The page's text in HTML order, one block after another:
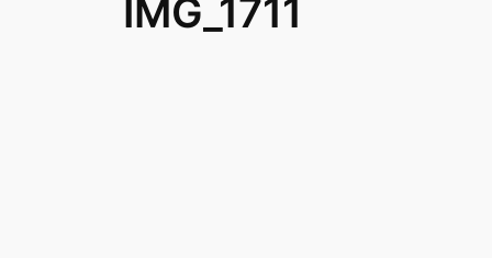
IMG_1711